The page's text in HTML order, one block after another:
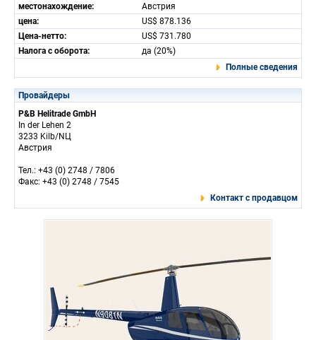
местонахождение:
Австрия
цена:
US$ 878.136
Цена-нетто:
US$ 731.780
Налога с оборота:
да (20%)
Полные сведения
Провайдеры
P&B Helitrade GmbH
In der Lehen 2
3233 Kilb/NЦ
Австрия
Тел.: +43 (0) 2748 / 7806
Факс: +43 (0) 2748 / 7545
Контакт с продавцом